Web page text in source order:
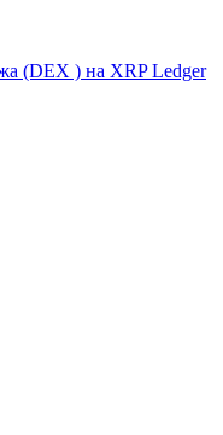
(DEX ) на XRP Ledger